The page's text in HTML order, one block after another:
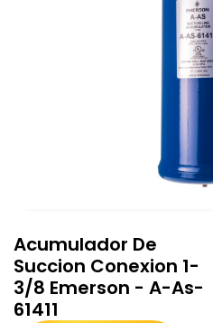
Acumulador De
Succion Conexion 1-
3/8 Emerson - A-As-
61411